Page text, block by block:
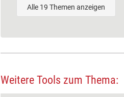
Alle 19 Themen anzeigen
Weitere Tools zum Thema: